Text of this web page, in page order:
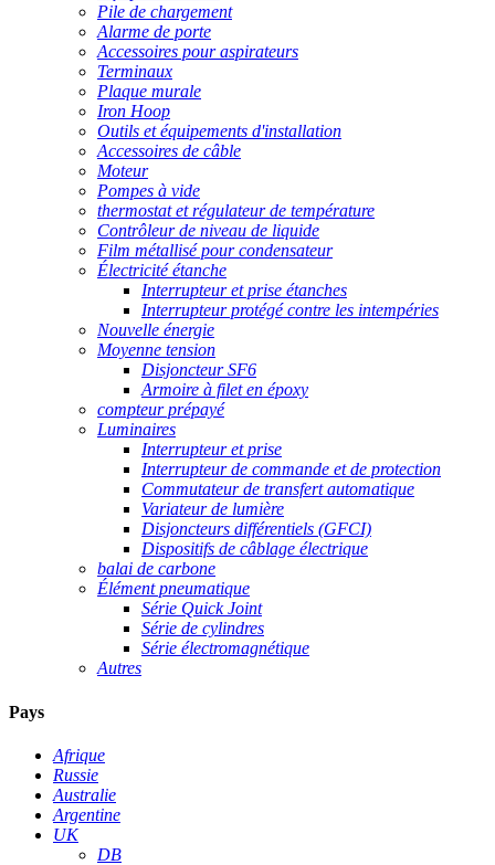
Pile de chargement
Alarme de porte
Accessoires pour aspirateurs
Terminaux
Plaque murale
Iron Hoop
Outils et équipements d'installation
Accessoires de câble
Moteur
Pompes à vide
thermostat et régulateur de température
Contrôleur de niveau de liquide
Film métallisé pour condensateur
Électricité étanche
Interrupteur et prise étanches
Interrupteur protégé contre les intempéries
Nouvelle énergie
Moyenne tension
Disjoncteur SF6
Armoire à filet en époxy
compteur prépayé
Luminaires
Interrupteur et prise
Interrupteur de commande et de protection
Commutateur de transfert automatique
Variateur de lumière
Disjoncteurs différentiels (GFCI)
Dispositifs de câblage électrique
balai de carbone
Élément pneumatique
Série Quick Joint
Série de cylindres
Série électromagnétique
Autres
Pays
Afrique
Russie
Australie
Argentine
UK
DB